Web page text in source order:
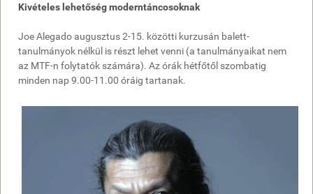
Kivételes lehetőség moderntáncosoknak
Joe Alegado augusztus 2-15. közötti kurzusán balett-
tanulmányok nélkül is részt lehet venni (a tanulmányaikat nem
az MTF-n folytatók számára). Az órák hétfőtől szombatig
minden nap 9.00-11.00 óráig tartanak.